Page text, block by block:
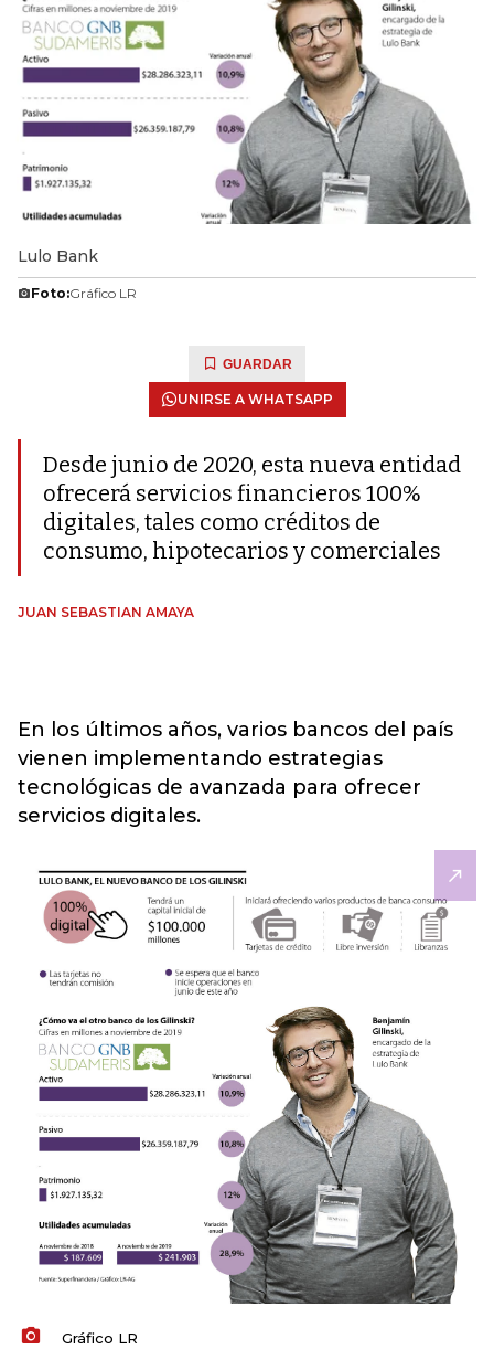
Lulo Bank
Foto:Gráfico LR
GUARDAR
UNIRSE A WHATSAPP
Desde junio de 2020, esta nueva entidad
ofrecerá servicios financieros 100%
digitales, tales como créditos de
consumo, hipotecarios y comerciales
JUAN SEBASTIAN AMAYA
En los últimos años, varios bancos del país
vienen implementando estrategias
tecnológicas de avanzada para ofrecer
servicios digitales.
Gráfico LR